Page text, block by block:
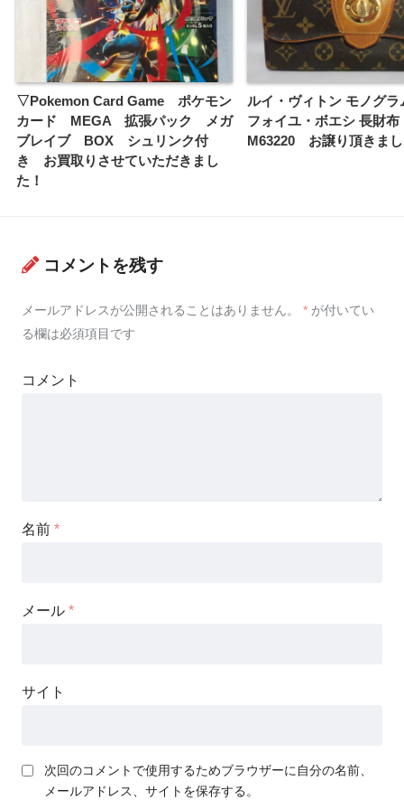
▽Pokemon Card Game ポケモン
カード MEGA 拡張パック メガ
ブレイブ BOX シュリンク付
き お買取りさせていただきまし
た！
ルイ・ヴィトン モノグラ
フォイユ・ボエシ 長財布
M63220 お譲り頂きま
コメントを残す
メールアドレスが公開されることはありません。 * が付いてい
る欄は必須項目です
コメント
名前 *
メール *
サイト
次回のコメントで使用するためブラウザーに自分の名前、
メールアドレス、サイトを保存する。